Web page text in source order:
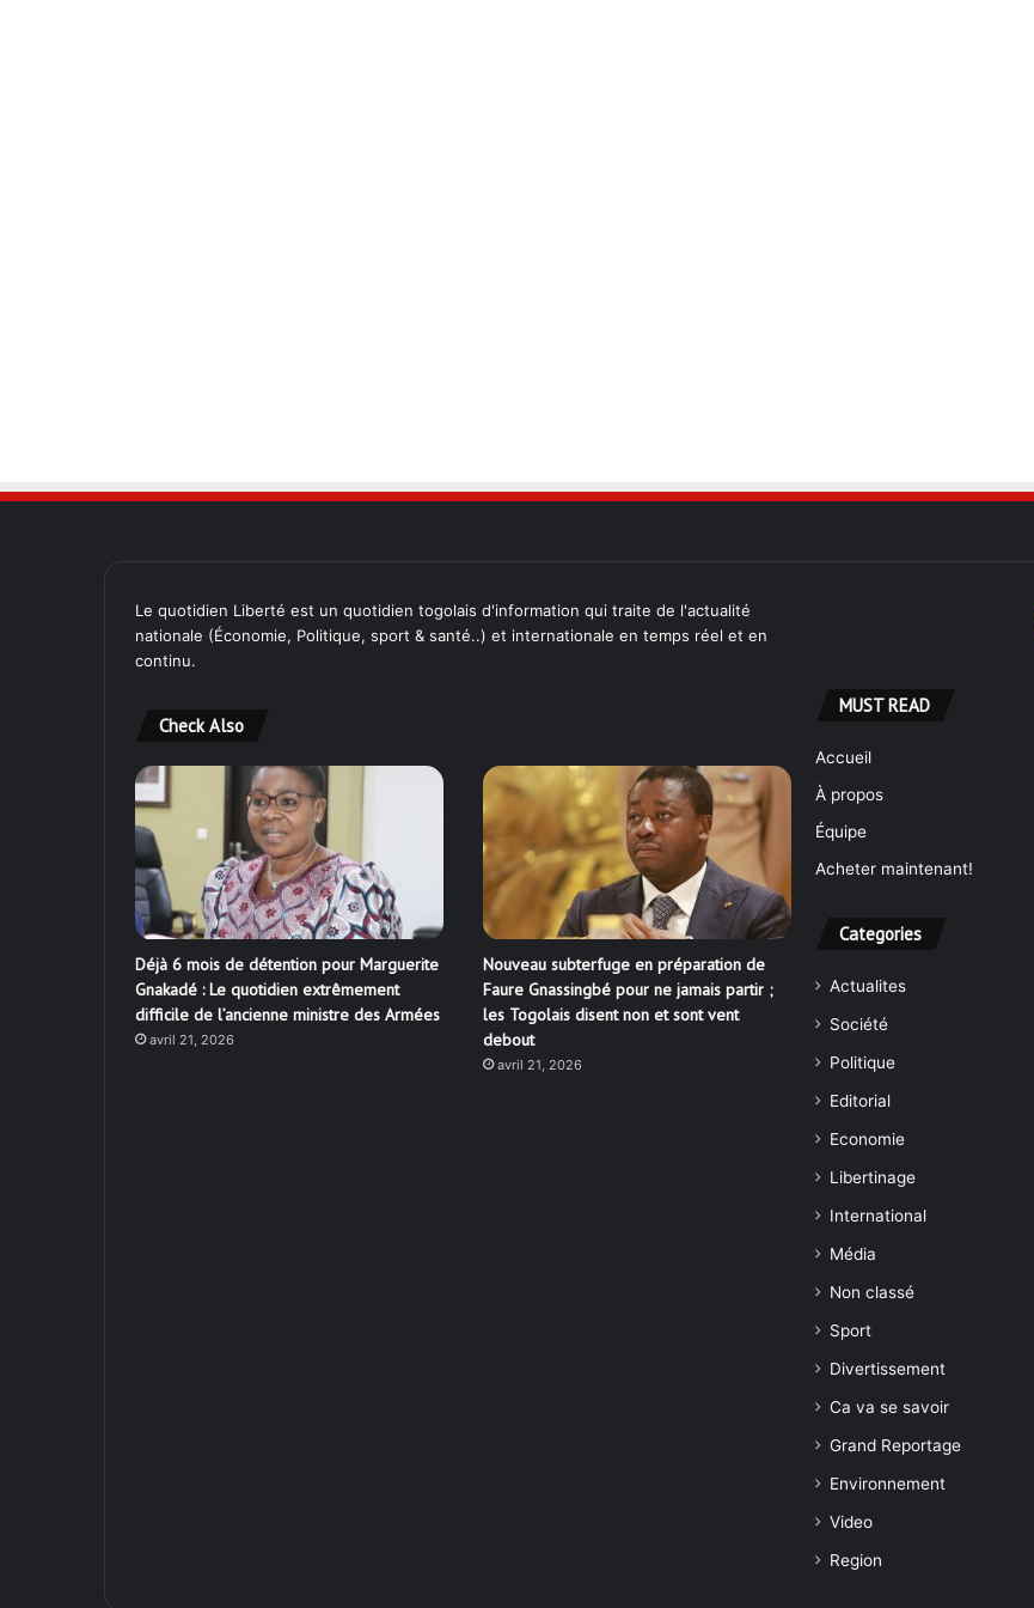
Le quotidien Liberté est un quotidien togolais d'information qui traite de l'actualité
nationale (Économie, Politique, sport & santé..) et internationale en temps réel et en
continu.
Check Also
Déjà 6 mois de détention pour Marguerite
Gnakadé : Le quotidien extrêmement
difficile de l’ancienne ministre des Armées
avril 21, 2026
Nouveau subterfuge en préparation de
Faure Gnassingbé pour ne jamais partir ;
les Togolais disent non et sont vent
debout
avril 21, 2026
MUST READ
Accueil
À propos
Équipe
Acheter maintenant!
Categories
Actualites
Société
Politique
Editorial
Economie
Libertinage
International
Média
Non classé
Sport
Divertissement
Ca va se savoir
Grand Reportage
Environnement
Video
Region